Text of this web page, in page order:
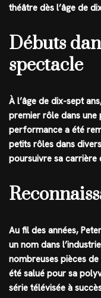
théâtre dès l’âge de
Débuts
spectacle
À l’âge de dix-sept
premier rôle dans une
performance a été
petits rôles dans
poursuivre sa carrière
Au fil des années,
un nom dans
nombreuses pièces
été salué pour sa
série télévisée à